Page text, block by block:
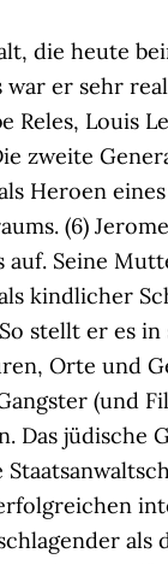
die heute
er sehr
Louis
zweite
Heroen
(6)
Seine
kindlicher
stellt er es
Orte und
(und
Das jüdische
als